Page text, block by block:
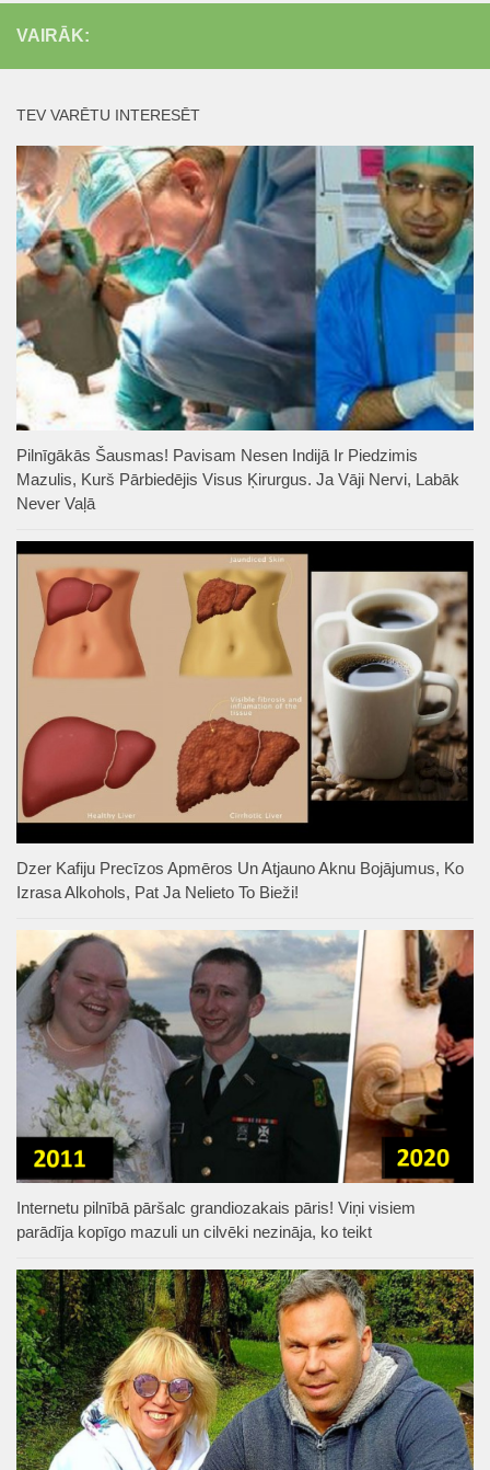
VAIRĀK:
TEV VARĒTU INTERESĒT
Pilnīgākās Šausmas! Pavisam Nesen Indijā Ir Piedzimis
Mazulis, Kurš Pārbiedējis Visus Ķirurgus. Ja Vāji Nervi, Labāk
Never Vaļā
Dzer Kafiju Precīzos Apmēros Un Atjauno Aknu Bojājumus, Ko
Izrasa Alkohols, Pat Ja Nelieto To Bieži!
Internetu pilnībā pāršalc grandiozakais pāris! Viņi visiem
parādīja kopīgo mazuli un cilvēki nezināja, ko teikt